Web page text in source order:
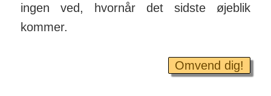
ingen ved, hvornår det sidste øjeblik
kommer.
Omvend dig!